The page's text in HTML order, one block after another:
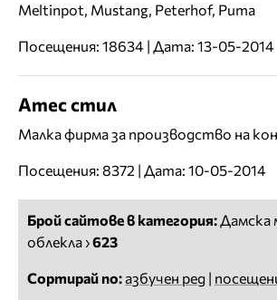
Meltinpot, Mustang, Peterhof, Puma
Посещения: 18634 | Дата: 13-05-2014
Атес стил
Малка фирма за производство на
Посещения: 8372 | Дата: 10-05-2014
Брой сайтове в категория:Дамска
облекла›623
Сортирай по: азбучен ред |